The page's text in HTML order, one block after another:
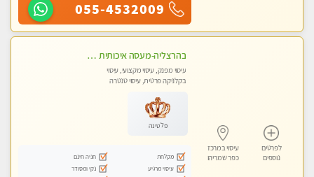
055-4532009
לפרטים
נוספים
עיסוי במרכז
כפר שמריהו
בהרצליה-מעסה איכותית מקצועית ומפנקת
עיסוי מפנק, עיסוי מקצועי, עיסוי
בקלניקה פרטית, עיסוי טנטרה
פלטינה
מקלחת
חניה חינם
עיסוי מרגיע
נקי ומסודר